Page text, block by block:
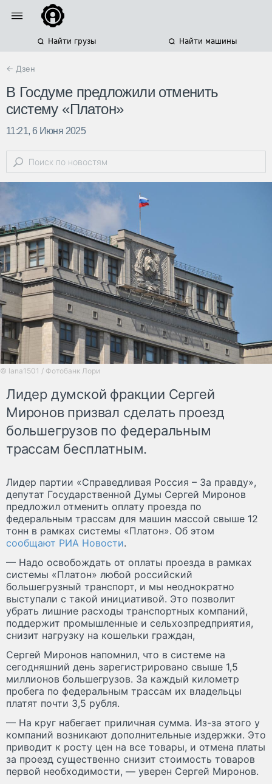
Найти грузы Найти машины
← Дзен
В Госдуме предложили отменить
систему «Платон»
11:21, 6 Июня 2025
© lana1501 / Фотобанк Лори
Лидер думской фракции Сергей
Миронов призвал сделать проезд
большегрузов по федеральным
трассам бесплатным.
Лидер партии «Справедливая Россия – За правду»,
депутат Государственной Думы Сергей Миронов
предложил отменить оплату проезда по
федеральным трассам для машин массой свыше 12
тонн в рамках системы «Платон». Об этом
сообщают РИА Новости.
— Надо освобождать от оплаты проезда в рамках
системы «Платон» любой российский
большегрузный транспорт, и мы неоднократно
выступали с такой инициативой. Это позволит
убрать лишние расходы транспортных компаний,
поддержит промышленные и сельхозпредприятия,
снизит нагрузку на кошельки граждан,
Сергей Миронов напомнил, что в системе на
сегодняшний день зарегистрировано свыше 1,5
миллионов большегрузов. За каждый километр
пробега по федеральным трассам их владельцы
платят почти 3,5 рубля.
— На круг набегает приличная сумма. Из-за этого у
компаний возникают дополнительные издержки. Это
приводит к росту цен на все товары, и отмена платы
за проезд существенно снизит стоимость товаров
первой необходимости, — уверен Сергей Миронов.